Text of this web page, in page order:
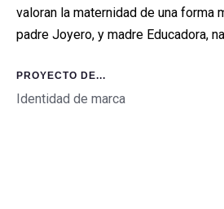
valoran la maternidad de una forma
padre Joyero, y madre Educadora,
PROYECTO DE...
Identidad de marca